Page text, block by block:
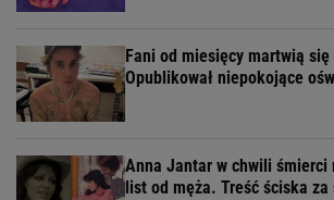
Fani od miesięcy martwią
Opublikował niepokojące
Anna Jantar w chwili śmierci
list od męża. Treść ściska za